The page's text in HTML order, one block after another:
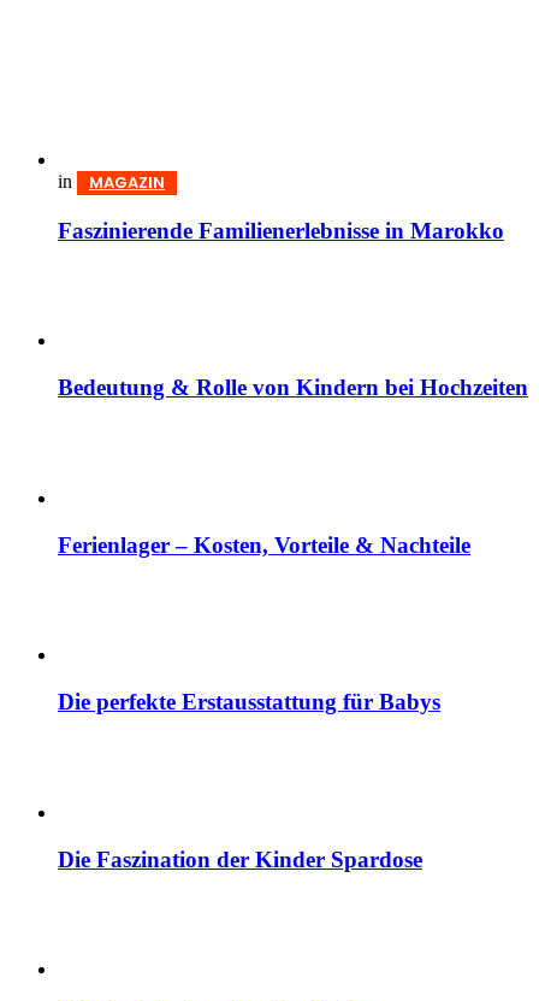
in MAGAZIN
Faszinierende Familienerlebnisse in Marokko
Bedeutung & Rolle von Kindern bei Hochzeiten
Ferienlager – Kosten, Vorteile & Nachteile
Die perfekte Erstausstattung für Babys
Die Faszination der Kinder Spardose